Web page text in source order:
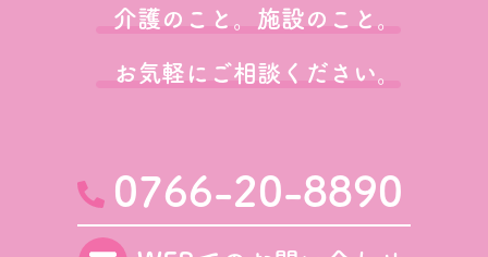
介護のこと。施設のこと。
お気軽にご相談ください。
0766-20-8890